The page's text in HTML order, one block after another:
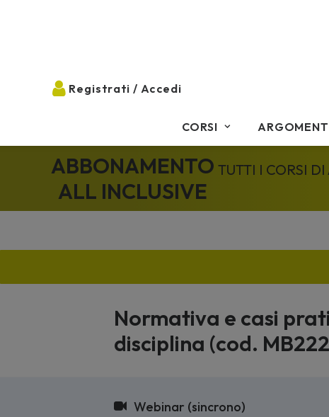
CORSI
ABBONAMENTO
ALL INCLUSIVE
TUTTI I CORSI
Normativa e casi
disciplina (cod.
Webinar (sincrono)